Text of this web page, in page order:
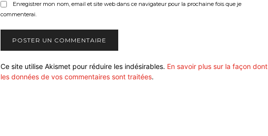
Enregistrer mon nom, email et site web dans ce navigateur pour la prochaine fois que je
commenterai.
Ce site utilise Akismet pour réduire les indésirables. En savoir plus sur la façon dont
les données de vos commentaires sont traitées.